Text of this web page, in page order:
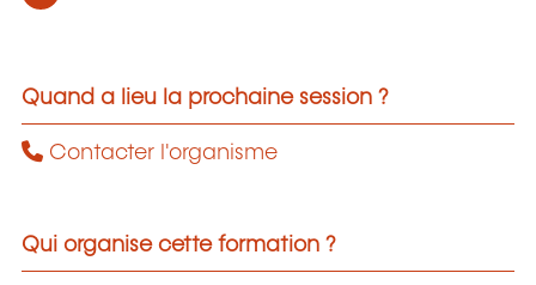
Quand a lieu la prochaine session ?
Contacter l'organisme
Qui organise cette formation ?